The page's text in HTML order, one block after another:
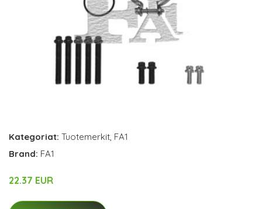
Kategoriat: Tuotemerkit, FA1
Brand: FA1
22.37 EUR